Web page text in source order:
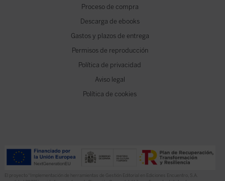
Proceso de compra
Descarga de ebooks
Gastos y plazos de entrega
Permisos de reproducción
Política de privacidad
Aviso legal
Política de cookies
El proyecto “Implementación de herramientas de Gestión Editorial en Ediciones Encuentro, S.A.